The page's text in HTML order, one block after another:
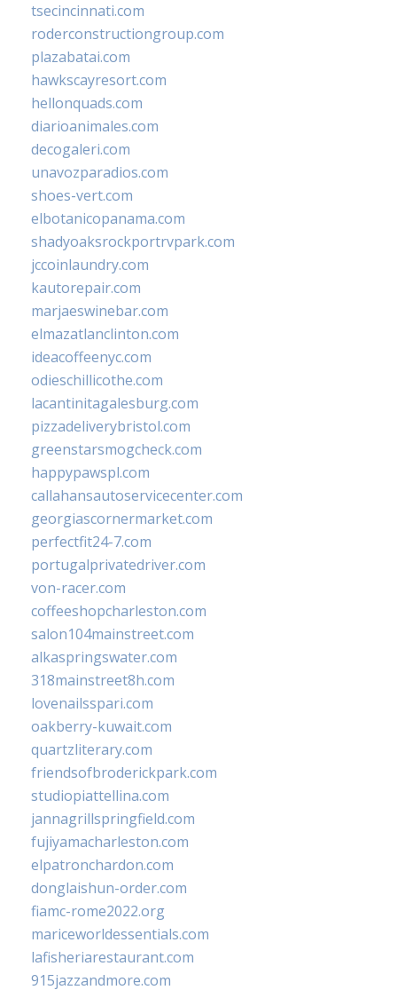
tsecincinnati.com
roderconstructiongroup.com
plazabatai.com
hawkscayresort.com
hellonquads.com
diarioanimales.com
decogaleri.com
unavozparadios.com
shoes-vert.com
elbotanicopanama.com
shadyoaksrockportrvpark.com
jccoinlaundry.com
kautorepair.com
marjaeswinebar.com
elmazatlanclinton.com
ideacoffeenyc.com
odieschillicothe.com
lacantinitagalesburg.com
pizzadeliverybristol.com
greenstarsmogcheck.com
happypawspl.com
callahansautoservicecenter.com
georgiascornermarket.com
perfectfit24-7.com
portugalprivatedriver.com
von-racer.com
coffeeshopcharleston.com
salon104mainstreet.com
alkaspringswater.com
318mainstreet8h.com
lovenailsspari.com
oakberry-kuwait.com
quartzliterary.com
friendsofbroderickpark.com
studiopiattellina.com
jannagrillspringfield.com
fujiyamacharleston.com
elpatronchardon.com
donglaishun-order.com
fiamc-rome2022.org
mariceworldessentials.com
lafisheriarestaurant.com
915jazzandmore.com